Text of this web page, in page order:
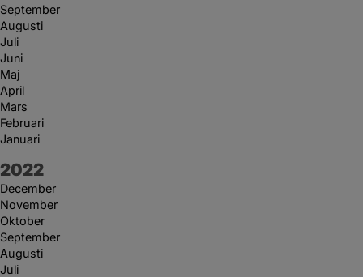
September
Augusti
Juli
Juni
Maj
April
Mars
Februari
Januari
År:
2022
December
November
Oktober
September
Augusti
Juli